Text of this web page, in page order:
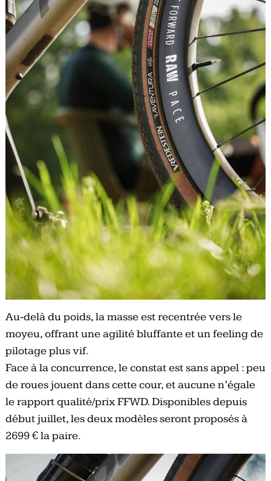
Au-delà du poids, la masse est recentrée vers le
moyeu, offrant une agilité bluffante et un feeling de
pilotage plus vif.
Face à la concurrence, le constat est sans appel : peu
de roues jouent dans cette cour, et aucune n’égale
le rapport qualité/prix FFWD. Disponibles depuis
début juillet, les deux modèles seront proposés à
2699 € la paire.